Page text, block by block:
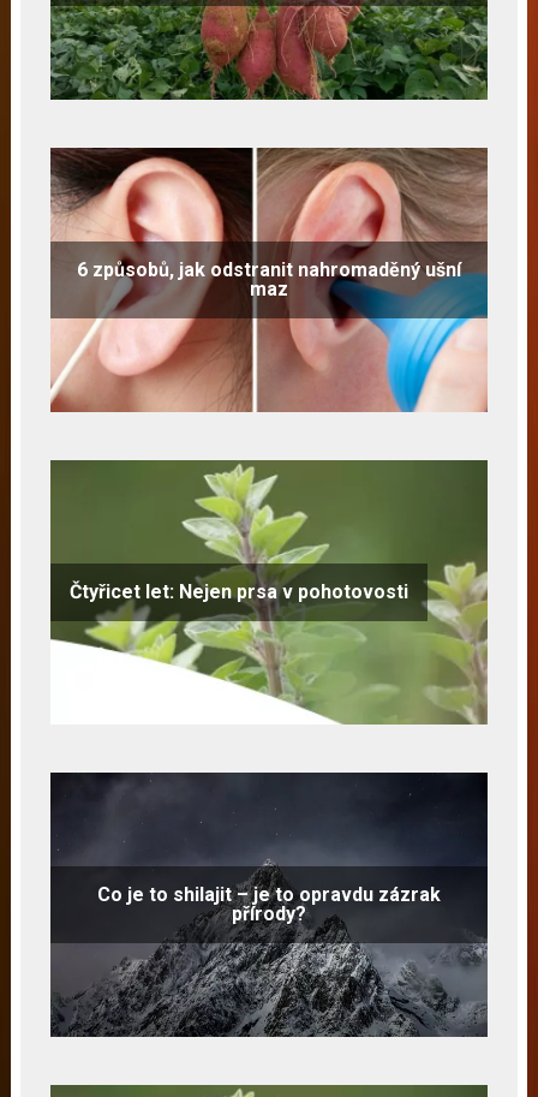
6 způsobů, jak odstranit nahromaděný ušní
maz
Čtyřicet let: Nejen prsa v pohotovosti
Co je to shilajit – je to opravdu zázrak
přírody?